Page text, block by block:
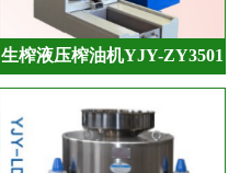
生榨液压榨油机YJY-ZY3501